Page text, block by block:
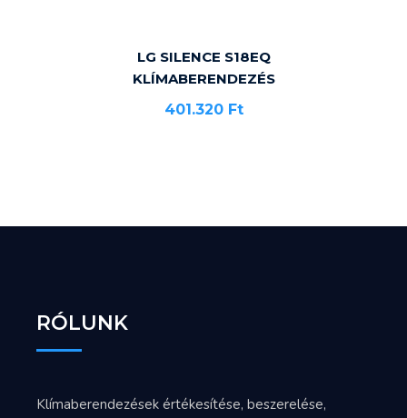
LG SILENCE S18EQ
KLÍMABERENDEZÉS
401.320 Ft
RÓLUNK
Klímaberendezések értékesítése, beszerelése,